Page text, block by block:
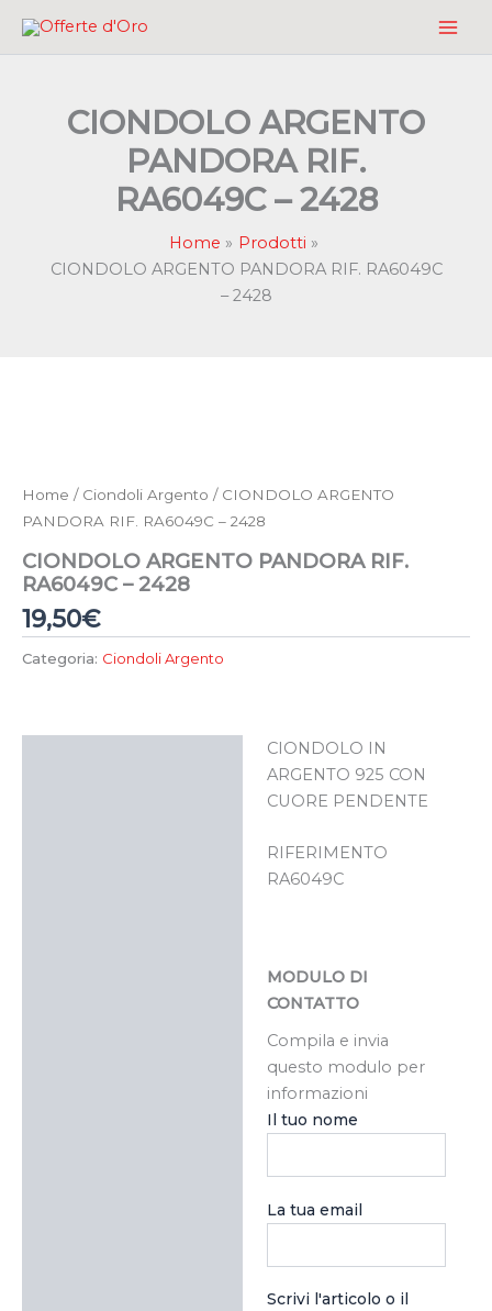
CIONDOLO ARGENTO
PANDORA RIF.
RA6049C – 2428
Home
Prodotti
CIONDOLO ARGENTO PANDORA RIF. RA6049C
– 2428
Home / Ciondoli Argento / CIONDOLO ARGENTO
PANDORA RIF. RA6049C – 2428
CIONDOLO ARGENTO PANDORA RIF.
RA6049C – 2428
19,50€
Categoria: Ciondoli Argento
CIONDOLO IN
ARGENTO 925 CON
CUORE PENDENTE
RIFERIMENTO
RA6049C
MODULO DI
CONTATTO
Compila e invia
questo modulo per
informazioni
Il tuo nome
La tua email
Scrivi l'articolo o il